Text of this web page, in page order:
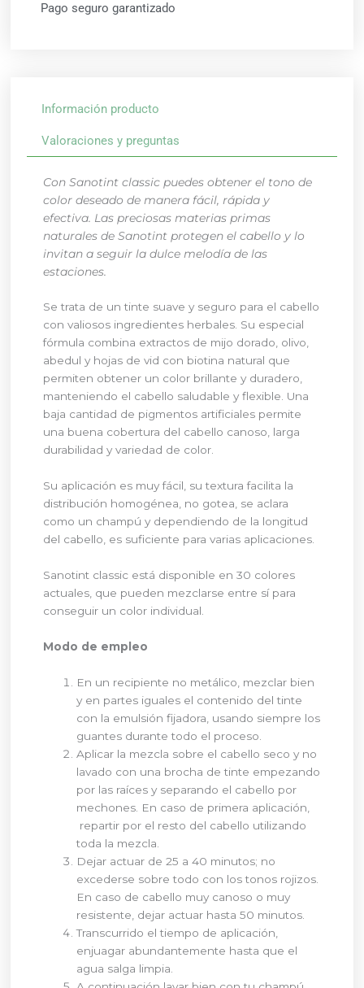
Pago seguro garantizado
Información producto
Valoraciones y preguntas
Con Sanotint classic puedes obtener el tono de
color deseado de manera fácil, rápida y
efectiva. Las preciosas materias primas
naturales de Sanotint protegen el cabello y lo
invitan a seguir la dulce melodía de las
estaciones.
Se trata de un tinte suave y seguro para el cabello
con valiosos ingredientes herbales. Su especial
fórmula combina extractos de mijo dorado, olivo,
abedul y hojas de vid con biotina natural que
permiten obtener un color brillante y duradero,
manteniendo el cabello saludable y flexible. Una
baja cantidad de pigmentos artificiales permite
una buena cobertura del cabello canoso, larga
durabilidad y variedad de color.
Su aplicación es muy fácil, su textura facilita la
distribución homogénea, no gotea, se aclara
como un champú y dependiendo de la longitud
del cabello, es suficiente para varias aplicaciones.
Sanotint classic está disponible en 30 colores
actuales, que pueden mezclarse entre sí para
conseguir un color individual.
Modo de empleo
En un recipiente no metálico, mezclar bien
y en partes iguales el contenido del tinte
con la emulsión fijadora, usando siempre los
guantes durante todo el proceso.
Aplicar la mezcla sobre el cabello seco y no
lavado con una brocha de tinte empezando
por las raíces y separando el cabello por
mechones. En caso de primera aplicación,
repartir por el resto del cabello utilizando
toda la mezcla.
Dejar actuar de 25 a 40 minutos; no
excederse sobre todo con los tonos rojizos.
En caso de cabello muy canoso o muy
resistente, dejar actuar hasta 50 minutos.
Transcurrido el tiempo de aplicación,
enjuagar abundantemente hasta que el
agua salga limpia.